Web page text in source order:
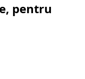
pentru